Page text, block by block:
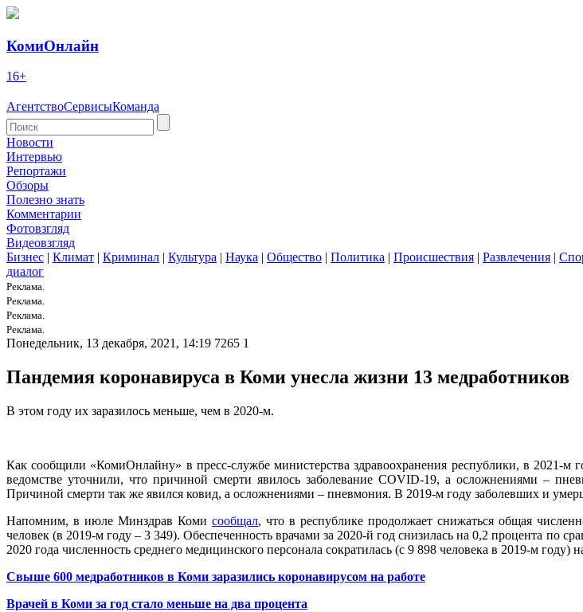
КомиОнлайн
16+
АгентствоСервисыКоманда
Новости
Интервью
Репортажи
Обзоры
Полезно знать
Комментарии
Фотовзгляд
Видеовзгляд
Бизнес | Климат | Криминал | Культура | Наука | Общество | Политика | Происшествия | Развлечения |
диалог
Реклама.
Реклама.
Реклама.
Реклама.
Понедельник, 13 декабря, 2021, 14:19 7265 1
Пандемия коронавируса в Коми унесла жизни 13 медработников
В этом году их заразилось меньше, чем в 2020-м.
Как сообщили «КомиОнлайну» в пресс-службе министерства здравоохранения республики, в 2021-м
ведомстве уточнили, что причиной смерти явилось заболевание COVID-19, а осложнениями –
Причиной смерти так же явился ковид, а осложнениями – пневмония. В 2019-м году заболевших и
Напомним, в июле Минздрав Комисообщал, что в республике продолжает снижаться общая
человек (в 2019-м году – 3 349). Обеспеченность врачами за 2020-й год снизилась на 0,2 процента по
2020 года численность среднего медицинского персонала сократилась (с 9 898 человека в 2019-м году)
Cвыше 600 медработников в Коми заразились коронавирусом на работе
Врачей в Коми за год стало меньше на два процента